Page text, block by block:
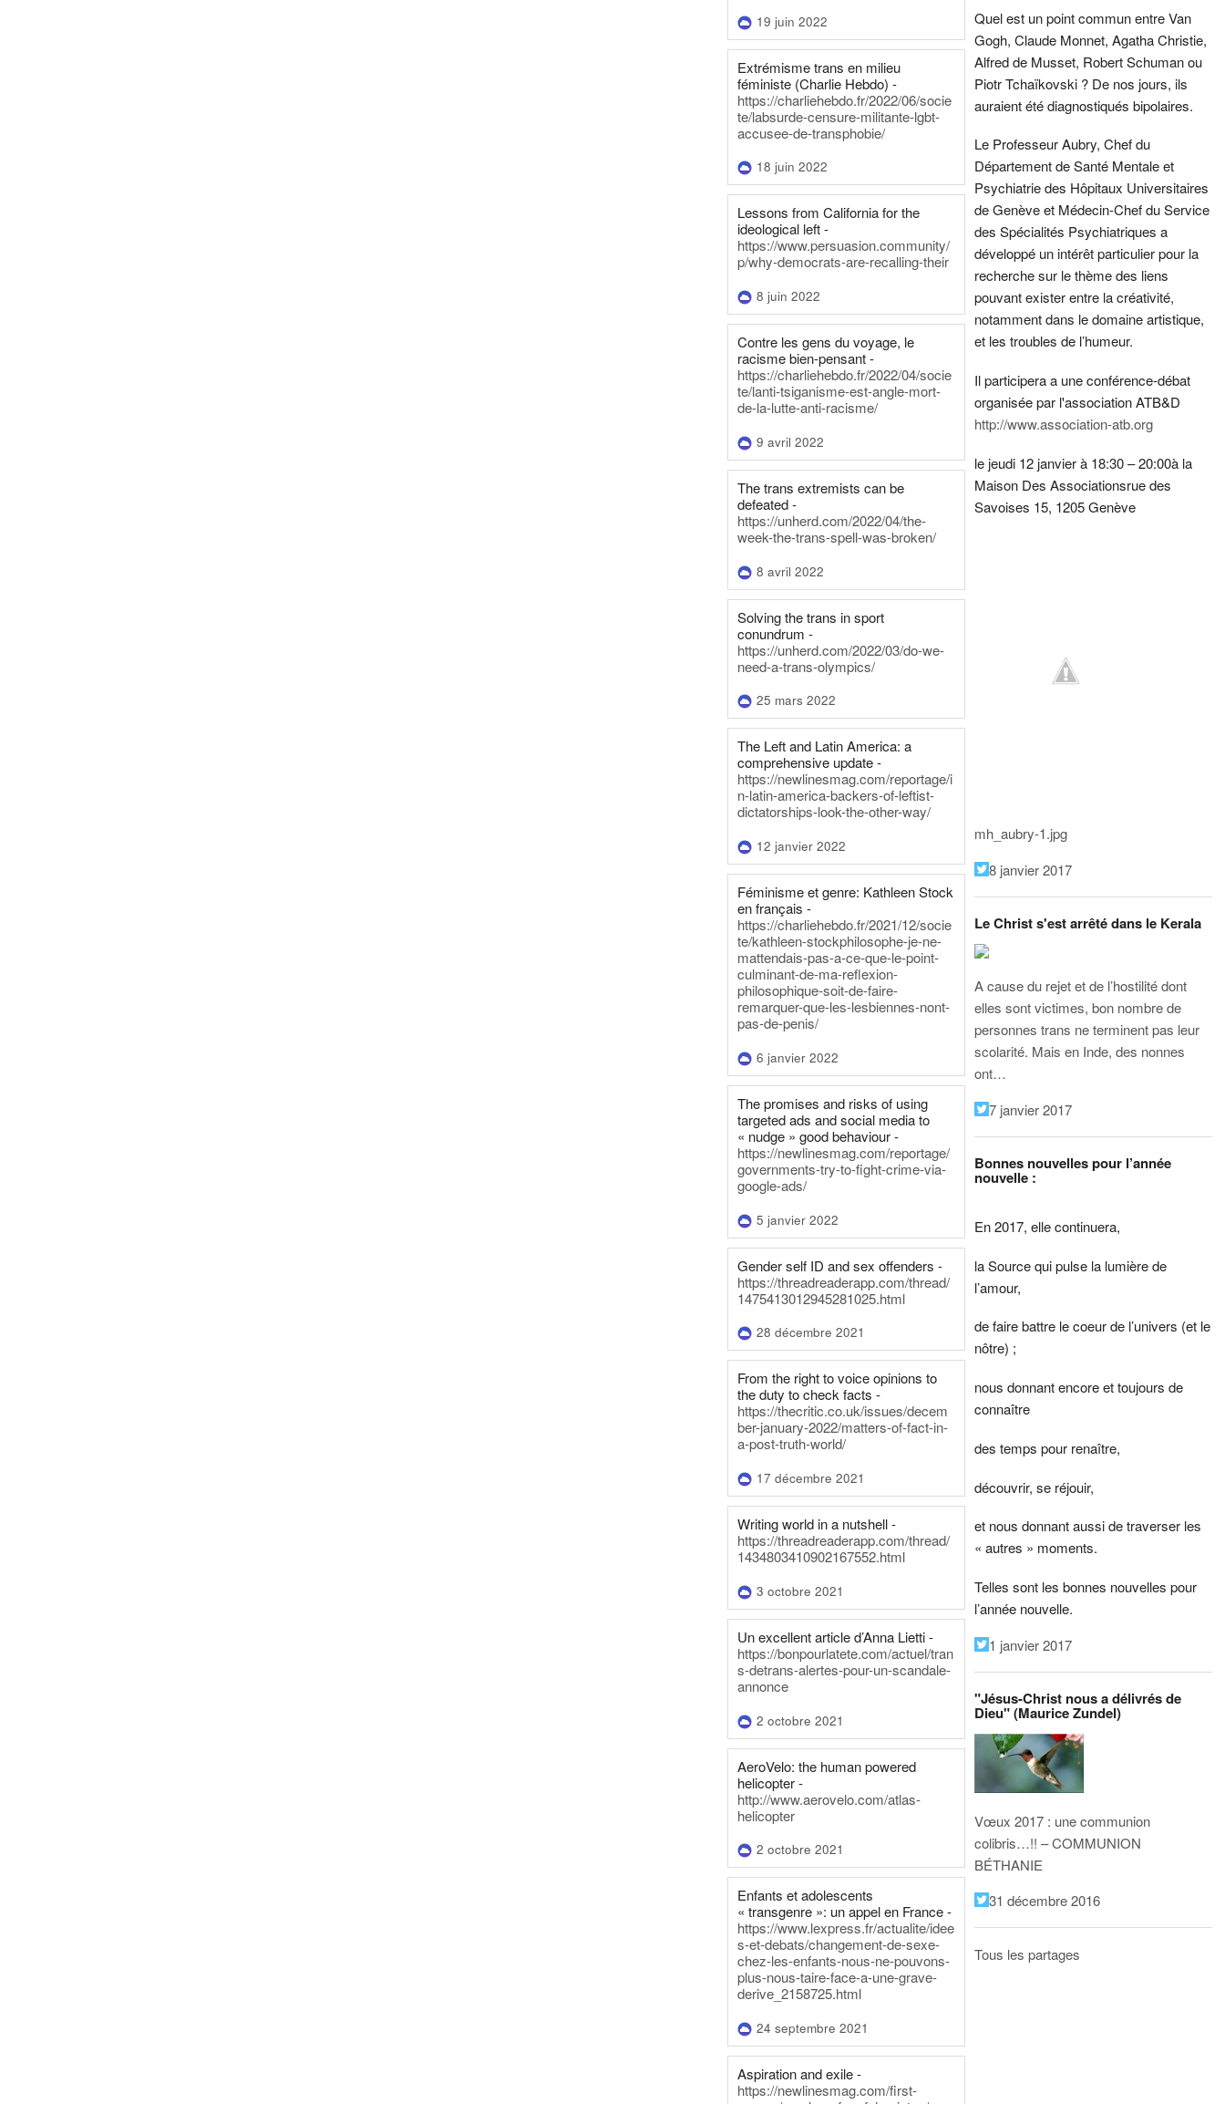
19 juin 2022
Extrémisme trans en milieu
féministe (Charlie Hebdo) -
https://charliehebdo.fr/2022/06/socie
te/labsurde-censure-militante-lgbt-
accusee-de-transphobie/
18 juin 2022
Lessons from California for the
ideological left -
https://www.persuasion.community/
p/why-democrats-are-recalling-their
8 juin 2022
Contre les gens du voyage, le
racisme bien-pensant -
https://charliehebdo.fr/2022/04/socie
te/lanti-tsiganisme-est-angle-mort-
de-la-lutte-anti-racisme/
9 avril 2022
The trans extremists can be
defeated -
https://unherd.com/2022/04/the-
week-the-trans-spell-was-broken/
8 avril 2022
Solving the trans in sport
conundrum -
https://unherd.com/2022/03/do-we-
need-a-trans-olympics/
25 mars 2022
The Left and Latin America: a
comprehensive update -
https://newlinesmag.com/reportage/i
n-latin-america-backers-of-leftist-
dictatorships-look-the-other-way/
12 janvier 2022
Féminisme et genre: Kathleen Stock
en français -
https://charliehebdo.fr/2021/12/socie
te/kathleen-stockphilosophe-je-ne-
mattendais-pas-a-ce-que-le-point-
culminant-de-ma-reflexion-
philosophique-soit-de-faire-
remarquer-que-les-lesbiennes-nont-
pas-de-penis/
6 janvier 2022
The promises and risks of using
targeted ads and social media to
« nudge » good behaviour -
https://newlinesmag.com/reportage/
governments-try-to-fight-crime-via-
google-ads/
5 janvier 2022
Gender self ID and sex offenders -
https://threadreaderapp.com/thread/
1475413012945281025.html
28 décembre 2021
From the right to voice opinions to
the duty to check facts -
https://thecritic.co.uk/issues/decem
ber-january-2022/matters-of-fact-in-
a-post-truth-world/
17 décembre 2021
Writing world in a nutshell -
https://threadreaderapp.com/thread/
1434803410902167552.html
3 octobre 2021
Un excellent article d’Anna Lietti -
https://bonpourlatete.com/actuel/tran
s-detrans-alertes-pour-un-scandale-
annonce
2 octobre 2021
AeroVelo: the human powered
helicopter -
http://www.aerovelo.com/atlas-
helicopter
2 octobre 2021
Enfants et adolescents
« transgenre »: un appel en France -
https://www.lexpress.fr/actualite/idee
s-et-debats/changement-de-sexe-
chez-les-enfants-nous-ne-pouvons-
plus-nous-taire-face-a-une-grave-
derive_2158725.html
24 septembre 2021
Aspiration and exile -
https://newlinesmag.com/first-
Quel est un point commun entre Van
Gogh, Claude Monnet, Agatha Christie,
Alfred de Musset, Robert Schuman ou
Piotr Tchaïkovski ? De nos jours, ils
auraient été diagnostiqués bipolaires.
Le Professeur Aubry, Chef du
Département de Santé Mentale et
Psychiatrie des Hôpitaux Universitaires
de Genève et Médecin-Chef du Service
des Spécialités Psychiatriques a
développé un intérêt particulier pour la
recherche sur le thème des liens
pouvant exister entre la créativité,
notamment dans le domaine artistique,
et les troubles de l’humeur.
Il participera a une conférence-débat
organisée par l'association ATB&D
http://www.association-atb.org
le jeudi 12 janvier à 18:30 – 20:00à la
Maison Des Associationsrue des
Savoises 15, 1205 Genève
mh_aubry-1.jpg
8 janvier 2017
Le Christ s'est arrêté dans le Kerala
A cause du rejet et de l’hostilité dont
elles sont victimes, bon nombre de
personnes trans ne terminent pas leur
scolarité. Mais en Inde, des nonnes
ont…
7 janvier 2017
Bonnes nouvelles pour l’année
nouvelle :
En 2017, elle continuera,
la Source qui pulse la lumière de
l’amour,
de faire battre le coeur de l’univers (et le
nôtre) ;
nous donnant encore et toujours de
connaître
des temps pour renaître,
découvrir, se réjouir,
et nous donnant aussi de traverser les
« autres » moments.
Telles sont les bonnes nouvelles pour
l’année nouvelle.
1 janvier 2017
"Jésus-Christ nous a délivrés de
Dieu" (Maurice Zundel)
Vœux 2017 : une communion
colibris…!! – COMMUNION
BÉTHANIE
31 décembre 2016
Tous les partages